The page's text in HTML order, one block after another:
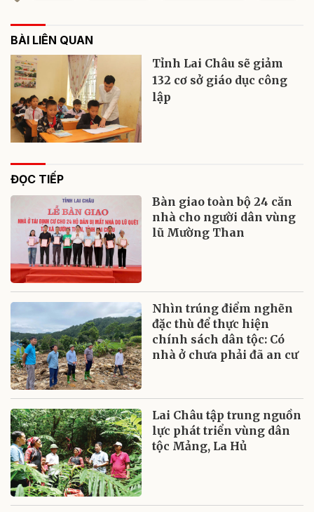
BÀI LIÊN QUAN
Tỉnh Lai Châu sẽ giảm
132 cơ sở giáo dục công
lập
ĐỌC TIẾP
Bàn giao toàn bộ 24 căn
nhà cho người dân vùng
lũ Mường Than
Nhìn trúng điểm nghẽn
đặc thù để thực hiện
chính sách dân tộc: Có
nhà ở chưa phải đã an cư
Lai Châu tập trung nguồn
lực phát triển vùng dân
tộc Mảng, La Hủ